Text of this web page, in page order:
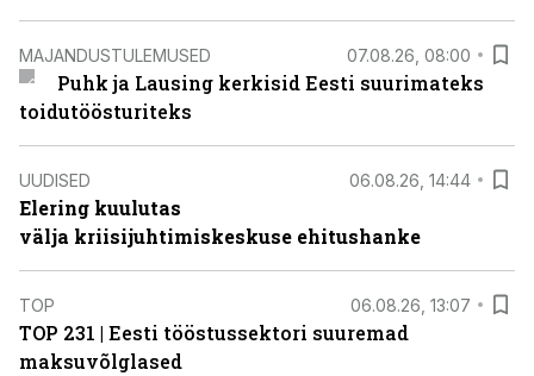
MAJANDUSTULEMUSED 07.08.26, 08:00
Puhk ja Lausing kerkisid Eesti suurimateks
toidutöösturiteks
UUDISED 06.08.26, 14:44
Elering kuulutas
välja kriisijuhtimiskeskuse ehitushanke
TOP 06.08.26, 13:07
TOP 231 | Eesti tööstussektori suuremad
maksuvõlglased